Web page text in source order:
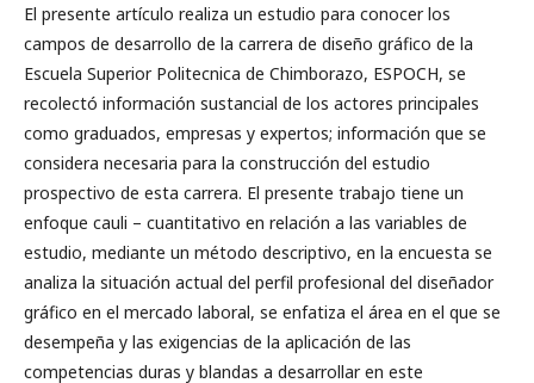
El presente artículo realiza un estudio para conocer los
campos de desarrollo de la carrera de diseño gráfico de la
Escuela Superior Politecnica de Chimborazo, ESPOCH, se
recolectó información sustancial de los actores principales
como graduados, empresas y expertos; información que se
considera necesaria para la construcción del estudio
prospectivo de esta carrera. El presente trabajo tiene un
enfoque cauli – cuantitativo en relación a las variables de
estudio, mediante un método descriptivo, en la encuesta se
analiza la situación actual del perfil profesional del diseñador
gráfico en el mercado laboral, se enfatiza el área en el que se
desempeña y las exigencias de la aplicación de las
competencias duras y blandas a desarrollar en este